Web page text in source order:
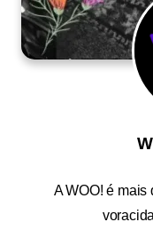
AWOO! é mais